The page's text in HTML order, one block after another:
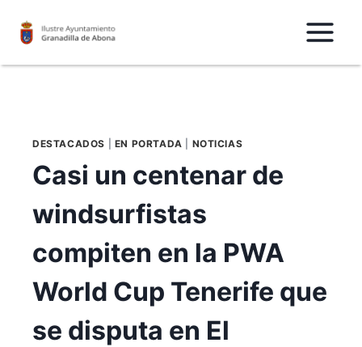
DESTACADOS EN PORTADA NOTICIAS
Casi un centenar de
windsurfistas
compiten en la PWA
World Cup Tenerife que
se disputa en El